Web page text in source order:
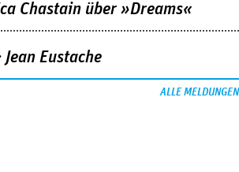
Chastain über »Dreams«
Eustache
ALLE MELDUNGEN